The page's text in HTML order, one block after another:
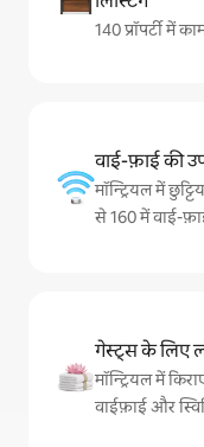
140 प्रॉपर्टी में
वाई-फ़ाई की
मॉन्ट्रियल में
से 160 में वाई-
गेस्ट्स के लिए
मॉन्ट्रियल में
वाईफ़ाई और